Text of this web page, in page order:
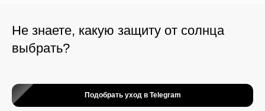
Не знаете, какую защиту от солнца
выбрать?
Подобрать уход в Telegram